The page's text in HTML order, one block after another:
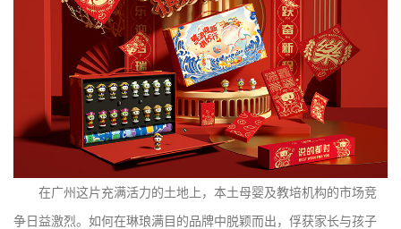
在广州这片充满活力的土地上，本土母婴及教培机构的市场竞
争日益激烈。如何在琳琅满目的品牌中脱颖而出，俘获家长与孩子